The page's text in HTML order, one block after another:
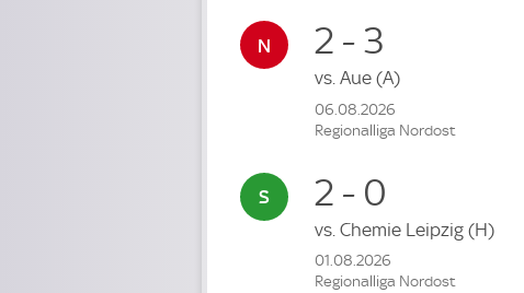
2 - 3
vs. Aue (A)
06.08.2026
Regionalliga Nordost
2 - 0
vs. Chemie Leipzig (H)
01.08.2026
Regionalliga Nordost